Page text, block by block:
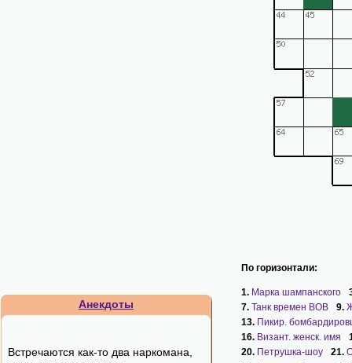
Анекдоты
Встречаются как-то два наркомана,
По горизонтали:
1. Марка шампанского
7. Танк времен ВОВ 9.
13. Пикир.
16. Визант. женск. имя
20. Петрушка-шоу 21.